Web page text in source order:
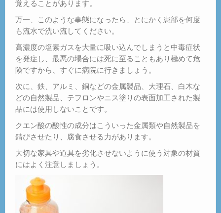
覚えることがあります。
万一、このような事態になったら、とにかく患部を何度
も流水で洗い流してください。
高濃度の塩素ガスを大量に吸い込んでしまうと中毒症状
を発症し、最悪の場合には死に至ることもあり極めて危
険ですから、すぐに病院に行きましょう。
次に、鉄、アルミ、銅などの金属製品、大理石、白木な
どの自然製品、テフロンやニス塗りの表面加工された製
品には使用しないことです。
クエン酸の酸性の成分はこういった金属類や自然製品を
錆びさせたり、腐食させる力があります。
大切な家具や道具を劣化させないように使う対象の材質
にはよく注意しましょう。